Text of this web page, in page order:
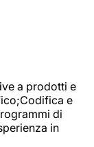
a prodotti e
e
di
in